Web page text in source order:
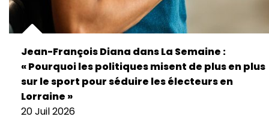
Jean-François Diana dans La Semaine :
« Pourquoi les politiques misent de plus en plus
sur le sport pour séduire les électeurs en
Lorraine »
20 Juil 2026